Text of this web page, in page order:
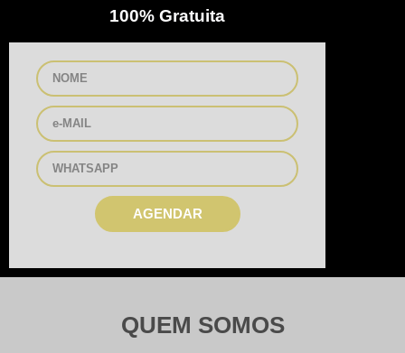
100% Gratuita
AGENDAR
QUEM SOMOS